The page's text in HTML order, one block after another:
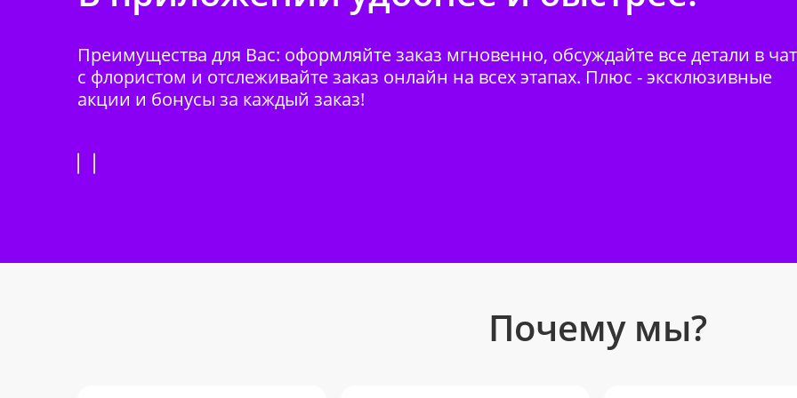
Преимущества для Вас: оформляйте заказ мгновенно, обсуждайте все детали в
с флористом и отслеживайте заказ онлайн на всех этапах. Плюс - эксклюзивные
акции и бонусы за каждый заказ!
Почему мы?